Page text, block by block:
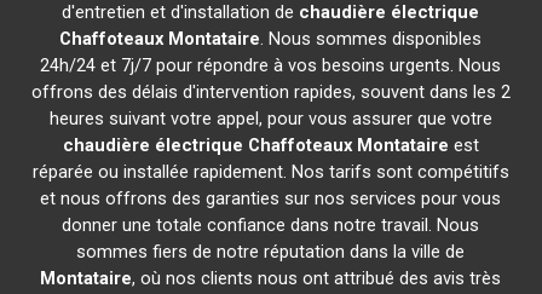
d'entretien et d'installation de chaudière électrique
Chaffoteaux Montataire. Nous sommes disponibles
24h/24 et 7j/7 pour répondre à vos besoins urgents. Nous
offrons des délais d'intervention rapides, souvent dans les 2
heures suivant votre appel, pour vous assurer que votre
chaudière électrique Chaffoteaux Montataire est
réparée ou installée rapidement. Nos tarifs sont compétitifs
et nous offrons des garanties sur nos services pour vous
donner une totale confiance dans notre travail. Nous
sommes fiers de notre réputation dans la ville de
Montataire, où nos clients nous ont attribué des avis très